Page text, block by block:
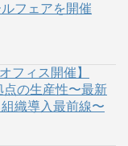
フェアを開催
フィス開催】
の生産性〜最新
織導入最前線〜